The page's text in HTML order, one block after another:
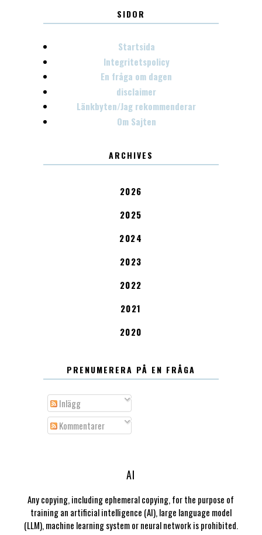
SIDOR
Startsida
Integritetspolicy
En fråga om dagen
disclaimer
Länkbyten/Jag rekommenderar
Om Sajten
ARCHIVES
2026
2025
2024
2023
2022
2021
2020
PRENUMERERA PÅ EN FRÅGA
Inlägg
Kommentarer
AI
Any copying, including ephemeral copying, for the purpose of
training an artificial intelligence (AI), large language model
(LLM), machine learning system or neural network is prohibited.